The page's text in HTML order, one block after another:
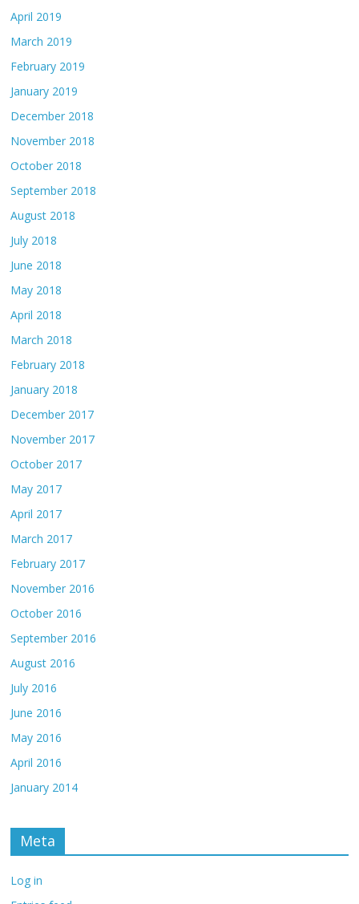
April 2019
March 2019
February 2019
January 2019
December 2018
November 2018
October 2018
September 2018
August 2018
July 2018
June 2018
May 2018
April 2018
March 2018
February 2018
January 2018
December 2017
November 2017
October 2017
May 2017
April 2017
March 2017
February 2017
November 2016
October 2016
September 2016
August 2016
July 2016
June 2016
May 2016
April 2016
January 2014
Meta
Log in